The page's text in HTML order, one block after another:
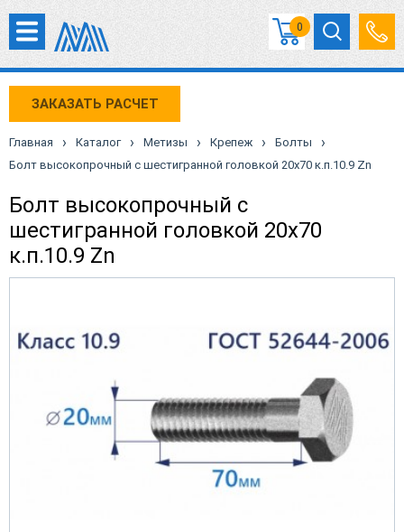
0
ЗАКАЗАТЬ РАСЧЕТ
Главная › Каталог › Метизы › Крепеж › Болты ›
Болт высокопрочный с шестигранной головкой 20х70 к.п.10.9 Zn
Болт высокопрочный с
шестигранной головкой 20х70
к.п.10.9 Zn